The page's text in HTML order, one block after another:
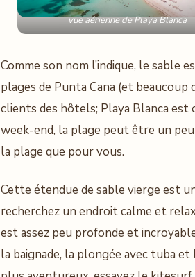
vue aérienne de Playa Blanca
Comme son nom l’indique, le sable
plages de Punta Cana (et beaucoup
clients des hôtels; Playa Blanca
week-end, la plage peut être un
la plage que pour vous.
Cette étendue de sable vierge est
recherchez un endroit calme et
est assez peu profonde et
la baignade, la plongée avec tuba